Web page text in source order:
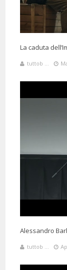
La caduta
tuttob ...
Alessandro
tuttob ...